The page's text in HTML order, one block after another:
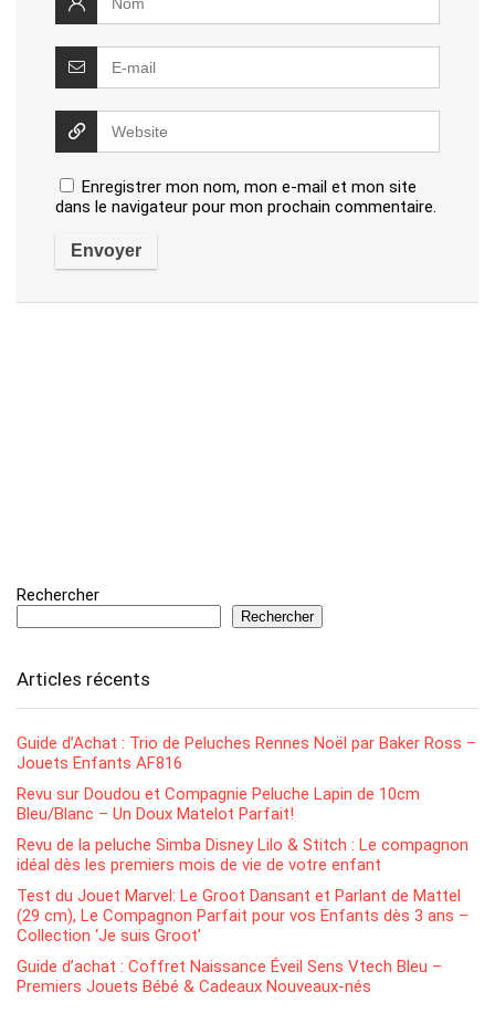
Enregistrer mon nom, mon e-mail et mon site
dans le navigateur pour mon prochain commentaire.
Rechercher
Rechercher
Articles récents
Guide d’Achat : Trio de Peluches Rennes Noël par Baker Ross –
Jouets Enfants AF816
Revu sur Doudou et Compagnie Peluche Lapin de 10cm
Bleu/Blanc – Un Doux Matelot Parfait!
Revu de la peluche Simba Disney Lilo & Stitch : Le compagnon
idéal dès les premiers mois de vie de votre enfant
Test du Jouet Marvel: Le Groot Dansant et Parlant de Mattel
(29 cm), Le Compagnon Parfait pour vos Enfants dès 3 ans –
Collection ‘Je suis Groot’
Guide d’achat : Coffret Naissance Éveil Sens Vtech Bleu –
Premiers Jouets Bébé & Cadeaux Nouveaux-nés